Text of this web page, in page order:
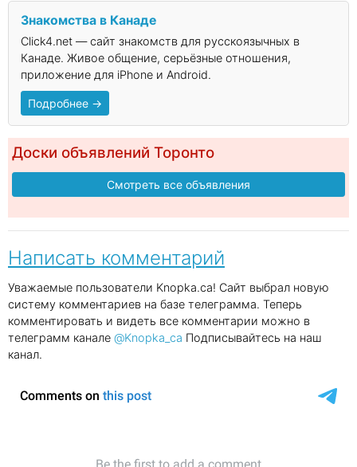
Знакомства в Канаде
Click4.net — сайт знакомств для русскоязычных в
Канаде. Живое общение, серьёзные отношения,
приложение для iPhone и Android.
Подробнее →
Доски объявлений Торонто
Смотреть все объявления
Написать комментарий
Уважаемые пользователи Knopka.ca! Сайт выбрал новую
систему комментариев на базе телеграмма. Теперь
комментировать и видеть все комментарии можно в
телеграмм канале @Knopka_ca Подписывайтесь на наш
канал.